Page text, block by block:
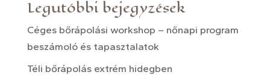
Legutóbbi bejegyzések
Céges bőrápolási workshop – nőnapi program
beszámoló és tapasztalatok
Téli bőrápolás extrém hidegben